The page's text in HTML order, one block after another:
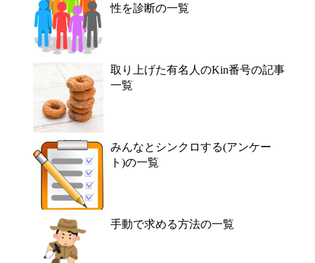
性を診断の一覧
取り上げた有名人のKin番号の記事
一覧
みんなとシンクロする(アンケー
ト)の一覧
手動で求める方法の一覧